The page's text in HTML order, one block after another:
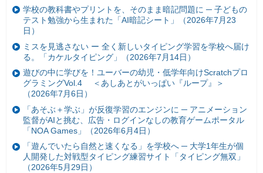
学校の教科書やプリントを、そのまま暗記問題に ─ 子どもの
テスト勉強から生まれた「AI暗記シート」（2026年7月23
日）
ミスを見逃さない ー 全く新しいタイピング学習を学校へ届け
る。「カケルタイピング」（2026年7月14日）
遊びの中に学びを！ユーバーの幼児・低学年向けScratchプロ
グラミングVol.4 ＜あしあとがいっぱい『ループ』＞
（2026年7月6日）
「あそぶ＋学ぶ」が反復学習のエンジンに ─ アニメーション
監督がAIと挑む、広告・ログインなしの教育ゲームポータル
「NOA Games」（2026年6月4日）
「遊んでいたら自然と速くなる」を学校へ ─ 大学1年生が個
人開発した対戦型タイピング練習サイト「タイピング無双」
（2026年5月29日）